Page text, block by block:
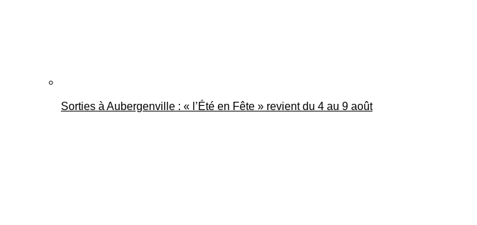
Sorties à Aubergenville : « l’Été en Fête » revient du 4 au 9 août